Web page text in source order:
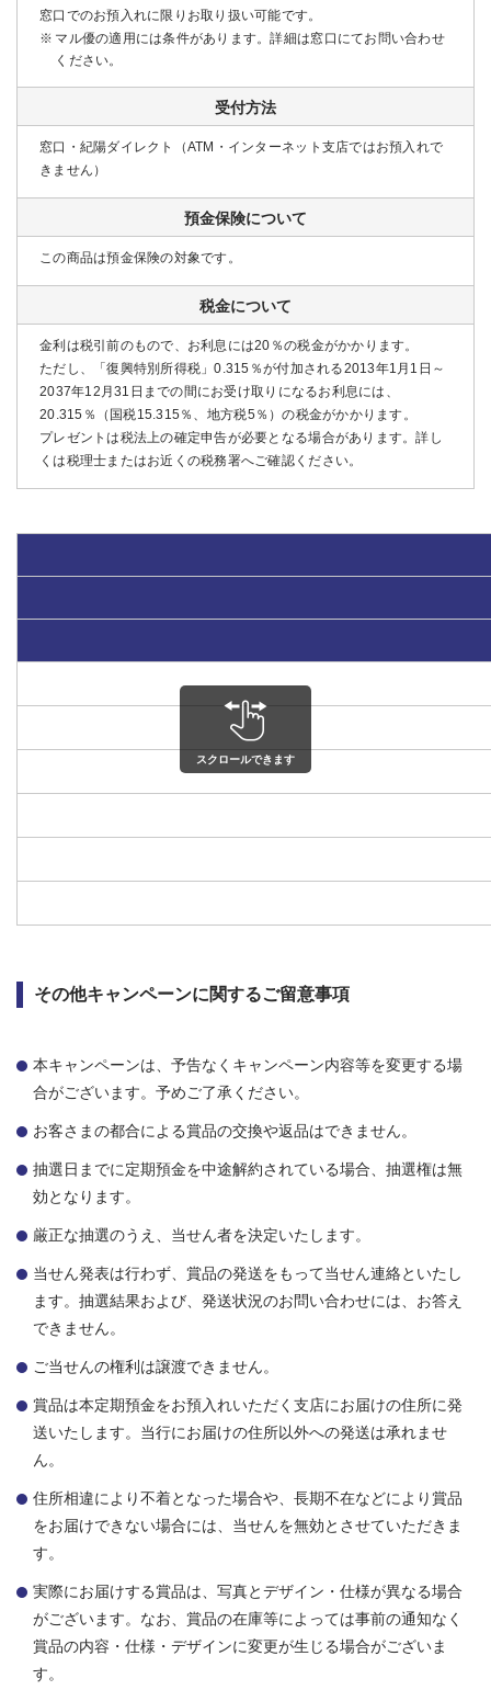
窓口でのお預入れに限りお取り扱い可能です。
マル優の適用には条件があります。詳細は窓口にてお問い合わせ
ください。
受付方法
窓口・紀陽ダイレクト（ATM・インターネット支店ではお預⼊れで
きません）
預金保険について
この商品は預金保険の対象です。
税金について
金利は税引前のもので、お利息には20％の税金がかかります。
ただし、「復興特別所得税」0.315％が付加される2013年1月1日～
2037年12月31日までの間にお受け取りになるお利息には、
20.315％（国税15.315％、地方税5％）の税金がかかります。
プレゼントは税法上の確定申告が必要となる場合があります。詳し
くは税理士またはお近くの税務署へご確認ください。
その他キャンペーンに関するご留意事項
本キャンペーンは、予告なくキャンペーン内容等を変更する場
合がございます。予めご了承ください。
お客さまの都合による賞品の交換や返品はできません。
抽選日までに定期預金を中途解約されている場合、抽選権は無
効となります。
厳正な抽選のうえ、当せん者を決定いたします。
当せん発表は行わず、賞品の発送をもって当せん連絡といたし
ます。抽選結果および、発送状況のお問い合わせには、お答え
できません。
ご当せんの権利は譲渡できません。
賞品は本定期預金をお預入れいただく支店にお届けの住所に発
送いたします。当行にお届けの住所以外への発送は承れませ
ん。
住所相違により不着となった場合や、長期不在などにより賞品
をお届けできない場合には、当せんを無効とさせていただきま
す。
実際にお届けする賞品は、写真とデザイン・仕様が異なる場合
がございます。なお、賞品の在庫等によっては事前の通知なく
賞品の内容・仕様・デザインに変更が生じる場合がございま
す。